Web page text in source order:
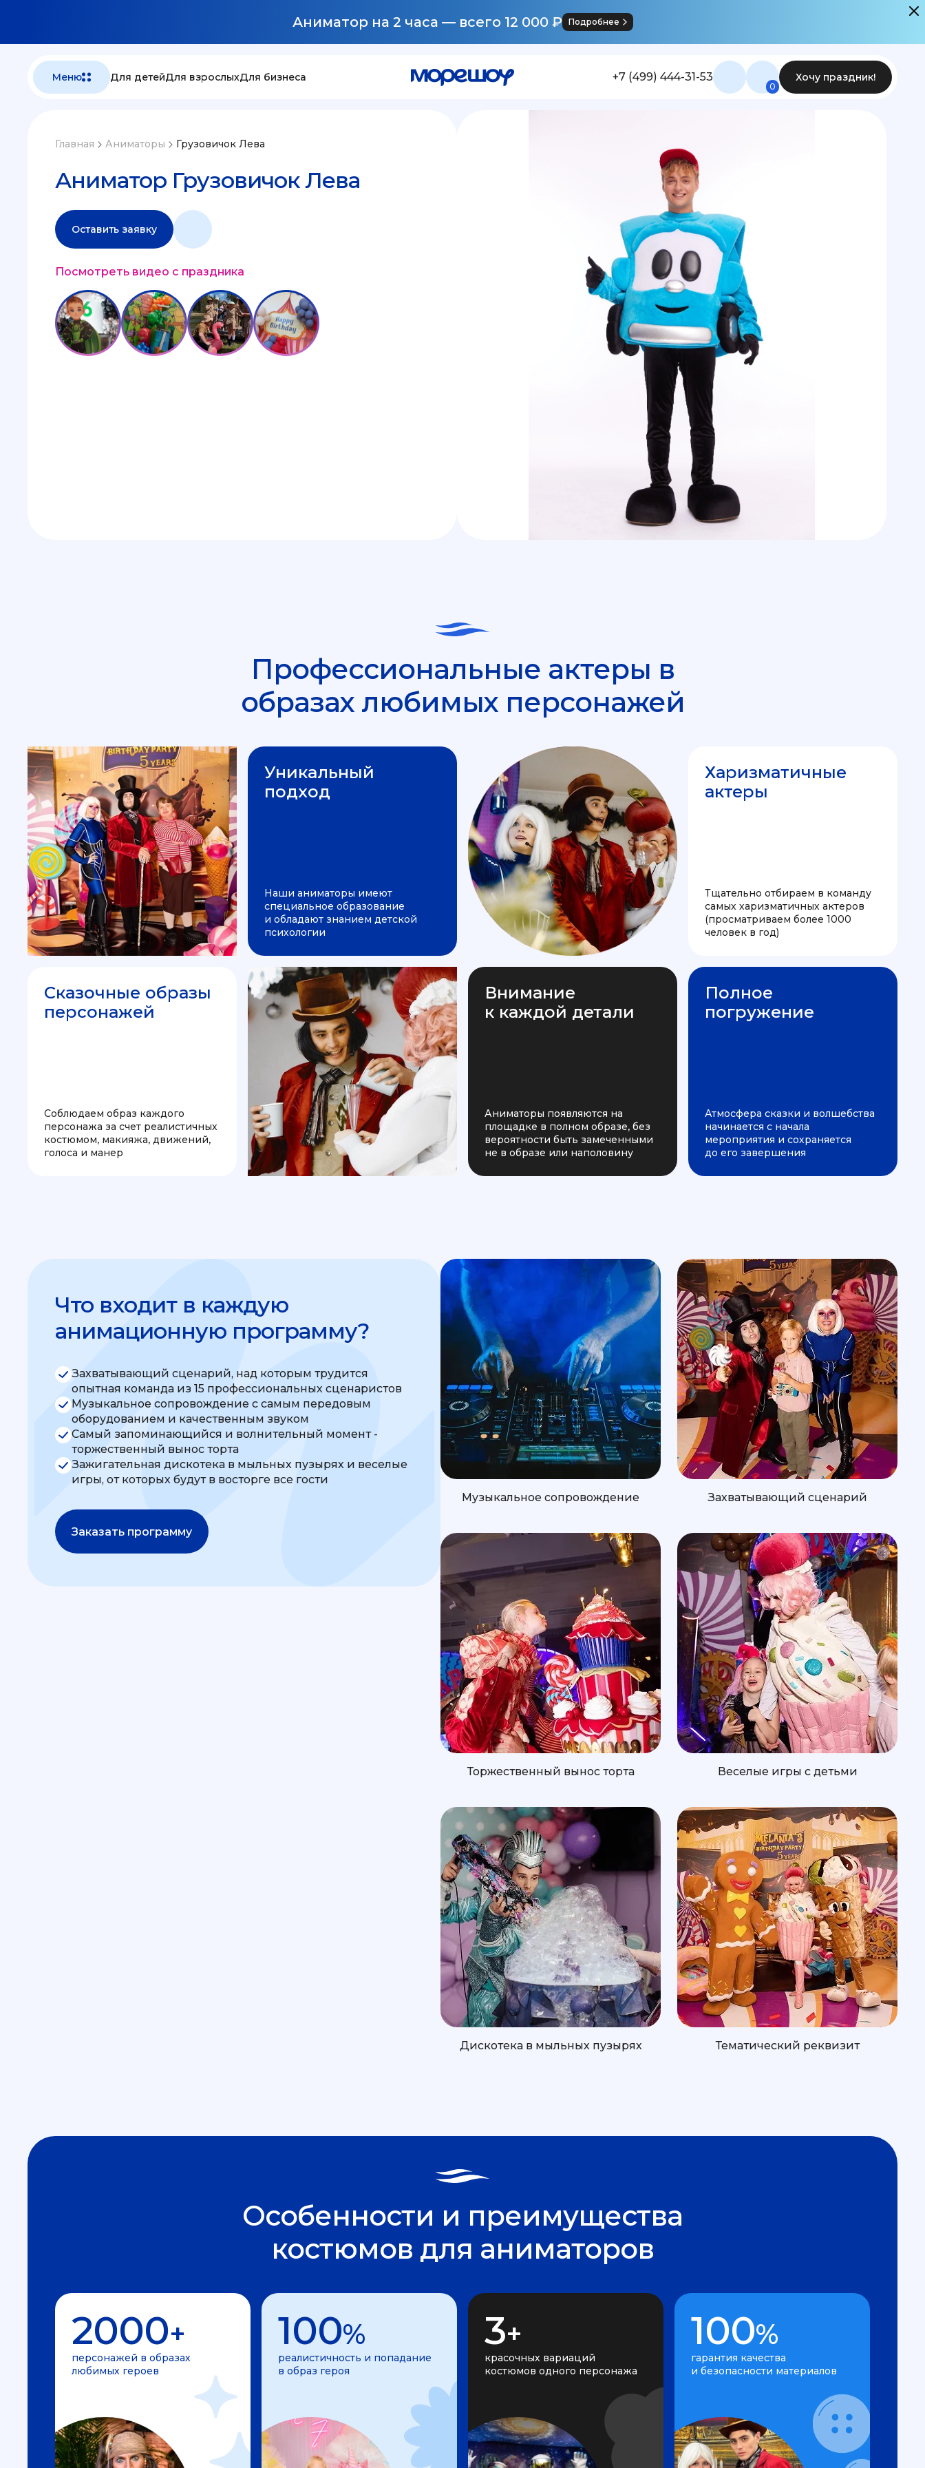
Аниматор на 2 часа — всего 12 000 ₽ Подробнее
Меню Для детейДля взрослыхДля бизнеса +7 (499) 444-31-53
0
Хочу праздник!
Главная Аниматоры Грузовичок Лева
Аниматор Грузовичок Лева
Оставить заявку
Посмотреть видео с праздника
Профессиональные актеры в
образах любимых персонажей
Уникальный
подход
Наши аниматоры имеют
специальное образование
и обладают знанием детской
психологии
Харизматичные
актеры
Тщательно отбираем в команду
самых харизматичных актеров
(просматриваем более 1000
человек в год)
Сказочные образы
персонажей
Соблюдаем образ каждого
персонажа за счет реалистичных
костюмом, макияжа, движений,
голоса и манер
Внимание
к каждой детали
Аниматоры появляются на
площадке в полном образе, без
вероятности быть замеченными
не в образе или наполовину
Полное
погружение
Атмосфера сказки и волшебства
начинается с начала
мероприятия и сохраняется
до его завершения
Что входит в каждую
анимационную программу?
Захватывающий сценарий, над которым трудится
опытная команда из 15 профессиональных сценаристов
Музыкальное сопровождение с самым передовым
оборудованием и качественным звуком
Самый запоминающийся и волнительный момент -
торжественный вынос торта
Зажигательная дискотека в мыльных пузырях и веселые
игры, от которых будут в восторге все гости
Заказать программу
Музыкальное сопровождение Захватывающий сценарий
Торжественный вынос торта Веселые игры с детьми
Дискотека в мыльных пузырях Тематический реквизит
Особенности и преимущества
костюмов для аниматоров
2000+
персонажей в образах
любимых героев
100%
реалистичность и попадание
в образ героя
3+
красочных вариаций
костюмов одного персонажа
100%
гарантия качества
и безопасности материалов